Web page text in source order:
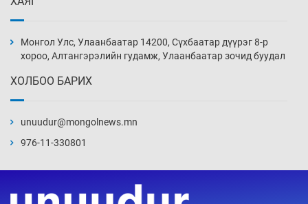
Уржигдар 13 цаг 30 мин
Уржигдар 13 цаг 00 мин
Уржигдар 12 цаг 30 мин
Монгол Улс, Улаанбаатар 14200, Сүхбаатар дүүрэг 8-р
хороо, Алтангэрэлийн гудамж, Улаанбаатар зочид буудал
ХОЛБОО БАРИХ
unuudur@mongolnews.mn
976-11-330801